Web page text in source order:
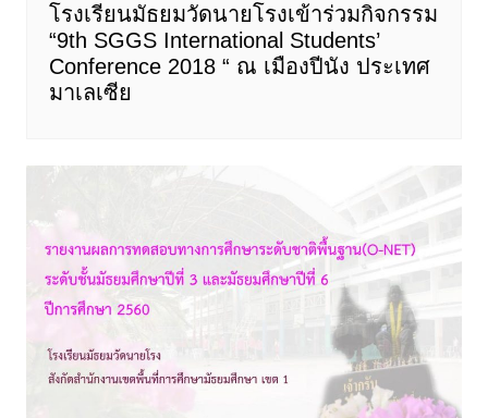
โรงเรียนมัธยมวัดนายโรงเข้าร่วมกิจกรรม
“9th SGGS International Students’
Conference 2018 “ ณ เมืองปีนัง ประเทศ
มาเลเซีย